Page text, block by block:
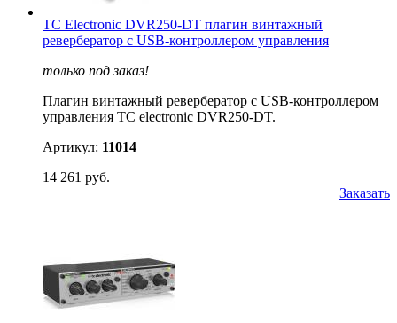
TC Electronic DVR250-DT плагин винтажный
ревербератор с USB-контроллером управления
только под заказ!
Плагин винтажный ревербератор с USB-контроллером
управления TC electronic DVR250-DT.
Артикул: 11014
14 261 руб.
Заказать